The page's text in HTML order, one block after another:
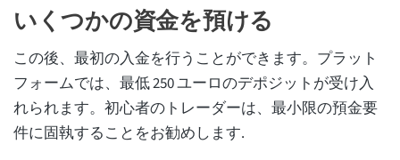
いくつかの資金を預ける
この後、最初の入金を行うことができます。プラット
フォームでは、最低 250 ユーロのデポジットが受け入
れられます。初心者のトレーダーは、最小限の預金要
件に固執することをお勧めします.